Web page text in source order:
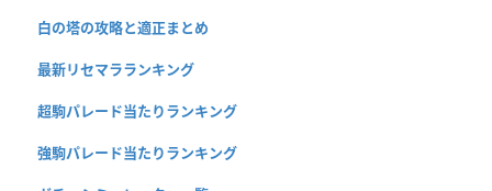
白の塔の攻略と適正まとめ
最新リセマラランキング
超駒パレード当たりランキング
強駒パレード当たりランキング